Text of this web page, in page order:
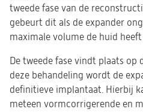
tweede fase van de
gebeurt dit als de expander
maximale volume de huid
De tweede fase vindt plaats op
deze behandeling wordt de
definitieve implantaat. Hierbij
meteen vormcorrigerende en